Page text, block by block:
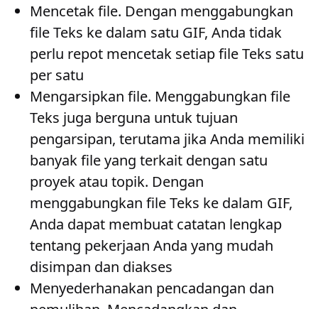
Mencetak file. Dengan menggabungkan
file Teks ke dalam satu GIF, Anda tidak
perlu repot mencetak setiap file Teks satu
per satu
Mengarsipkan file. Menggabungkan file
Teks juga berguna untuk tujuan
pengarsipan, terutama jika Anda memiliki
banyak file yang terkait dengan satu
proyek atau topik. Dengan
menggabungkan file Teks ke dalam GIF,
Anda dapat membuat catatan lengkap
tentang pekerjaan Anda yang mudah
disimpan dan diakses
Menyederhanakan pencadangan dan